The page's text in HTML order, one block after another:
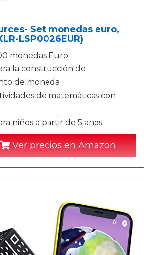
Set monedas euro,
LSP0026EUR)
monedas Euro
la construcción de
de moneda
de matemáticas con
niños a partir de 5 anos
Ver precios en Amazon